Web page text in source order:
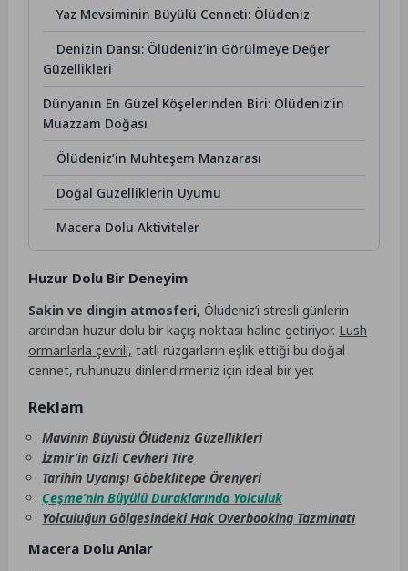
Yaz Mevsiminin Büyülü Cenneti: Ölüdeniz
Denizin Dansı: Ölüdeniz’in Görülmeye Değer
Güzellikleri
Dünyanın En Güzel Köşelerinden Biri: Ölüdeniz’in
Muazzam Doğası
Ölüdeniz’in Muhteşem Manzarası
Doğal Güzelliklerin Uyumu
Macera Dolu Aktiviteler
Huzur Dolu Bir Deneyim
Sakin ve dingin atmosferi, Ölüdeniz’i stresli günlerin
ardından huzur dolu bir kaçış noktası haline getiriyor. Lush
ormanlarla çevrili, tatlı rüzgarların eşlik ettiği bu doğal
cennet, ruhunuzu dinlendirmeniz için ideal bir yer.
Reklam
Mavinin Büyüsü Ölüdeniz Güzellikleri
İzmir’in Gizli Cevheri Tire
Tarihin Uyanışı Göbeklitepe Örenyeri
Çeşme’nin Büyülü Duraklarında Yolculuk
Yolculuğun Gölgesindeki Hak Overbooking Tazminatı
Macera Dolu Anlar